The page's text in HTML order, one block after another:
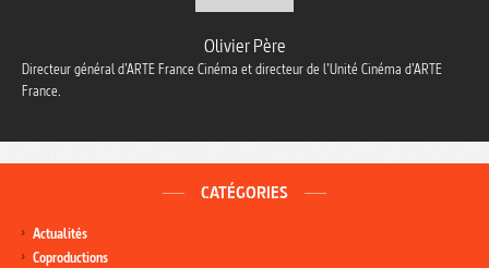
Olivier Père
Directeur général d’ARTE France Cinéma et directeur de l’Unité Cinéma d’ARTE
France.
CATÉGORIES
Actualités
Coproductions